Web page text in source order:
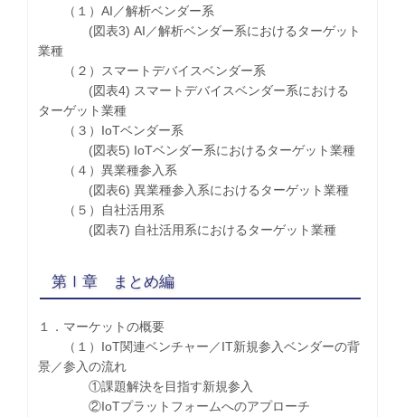
（１）AI／解析ベンダー系
(図表3) AI／解析ベンダー系におけるターゲット
業種
（２）スマートデバイスベンダー系
(図表4) スマートデバイスベンダー系における
ターゲット業種
（３）IoTベンダー系
(図表5) IoTベンダー系におけるターゲット業種
（４）異業種参入系
(図表6) 異業種参入系におけるターゲット業種
（５）自社活用系
(図表7) 自社活用系におけるターゲット業種
第Ⅰ章 まとめ編
１．マーケットの概要
（１）IoT関連ベンチャー／IT新規参入ベンダーの背
景／参入の流れ
①課題解決を目指す新規参入
②IoTプラットフォームへのアプローチ